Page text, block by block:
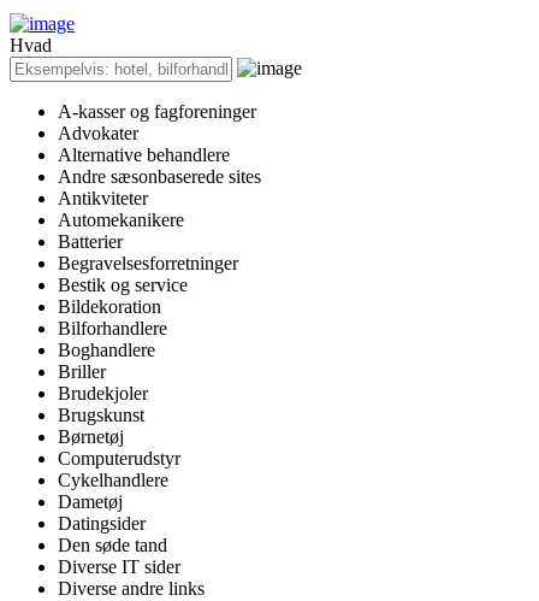
Hvad
A-kasser og fagforeninger
Advokater
Alternative behandlere
Andre sæsonbaserede sites
Antikviteter
Automekanikere
Batterier
Begravelsesforretninger
Bestik og service
Bildekoration
Bilforhandlere
Boghandlere
Briller
Brudekjoler
Brugskunst
Børnetøj
Computerudstyr
Cykelhandlere
Dametøj
Datingsider
Den søde tand
Diverse IT sider
Diverse andre links